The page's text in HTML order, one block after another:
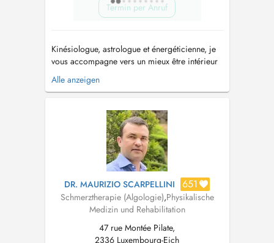
Termin per Anruf
Kinésiologue, astrologue et énergéticienne, je
vous accompagne vers un mieux être intérieur
visant à harmoniser vos dimensions physique,
émotionnelle, mentale et spirituelle. Grâce au
blocages en interrogeant votre mémoire
cellulaire, à passer de l'i...
Alle anzeigen
DR. MAURIZIO SCARPELLINI 651
Schmerztherapie (Algologie),Physikalische
Medizin und Rehabilitation
47 rue Montée Pilate,
2336 Luxembourg-Eich